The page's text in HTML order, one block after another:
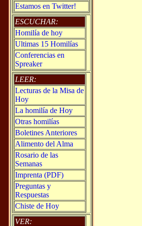
Estamos en Twitter!
ESCUCHAR:
Homilía de hoy
Ultimas 15 Homilías
Conferencias en
Spreaker
LEER:
Lecturas de la Misa de
Hoy
La homilía de Hoy
Otras homilías
Boletines Anteriores
Alimento del Alma
Rosario de las
Semanas
Imprenta (PDF)
Preguntas y
Respuestas
Chiste de Hoy
VER: